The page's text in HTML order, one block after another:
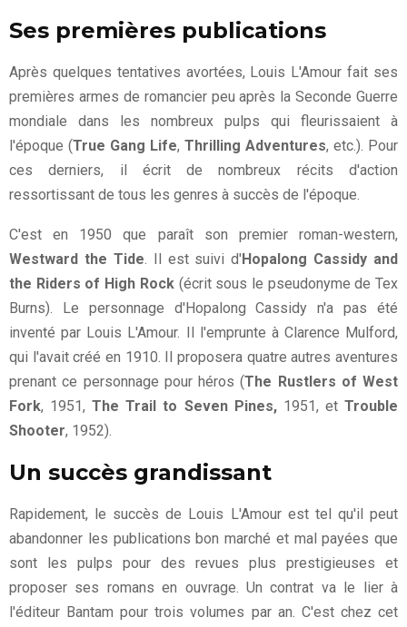
Ses premières publications
Après quelques tentatives avortées, Louis L'Amour fait ses
premières armes de romancier peu après la Seconde Guerre
mondiale dans les nombreux pulps qui fleurissaient à
l'époque (True Gang Life, Thrilling Adventures, etc.). Pour
ces derniers, il écrit de nombreux récits d'action
ressortissant de tous les genres à succès de l'époque.
C'est en 1950 que paraît son premier roman-western,
Westward the Tide. Il est suivi d'Hopalong Cassidy and
the Riders of High Rock(écrit sous le pseudonyme de Tex
Burns). Le personnage d'Hopalong Cassidy n'a pas été
inventé par Louis L'Amour. Il l'emprunte à Clarence Mulford,
qui l'avait créé en 1910. Il proposera quatre autres aventures
prenant ce personnage pour héros (The Rustlers of West
Fork, 1951,The Trail to Seven Pines,1951, etTrouble
Shooter, 1952).
Un succès grandissant
Rapidement, le succès de Louis L'Amour est tel qu'il peut
abandonner les publications bon marché et mal payées que
sont les pulps pour des revues plus prestigieuses et
proposer ses romans en ouvrage. Un contrat va le lier à
l'éditeur Bantam pour trois volumes par an. C'est chez cet